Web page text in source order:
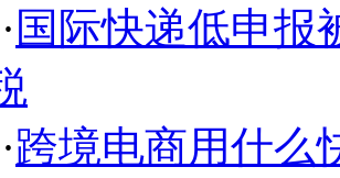
· 国际快递低申报
·跨境电商用什么